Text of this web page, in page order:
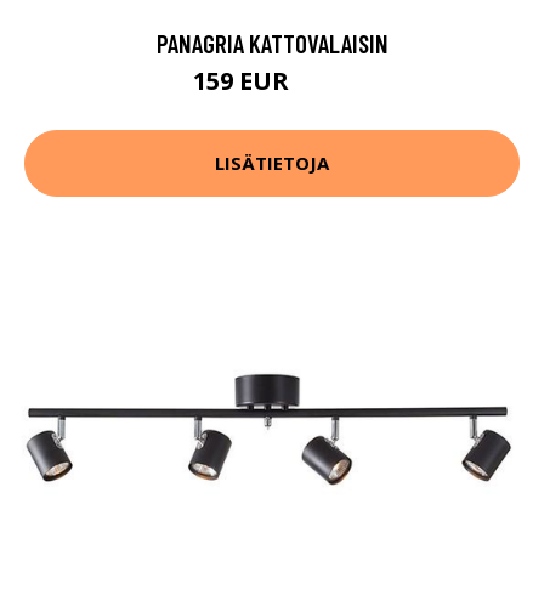
PANAGRIA KATTOVALAISIN
159 EUR
LISÄTIETOJA